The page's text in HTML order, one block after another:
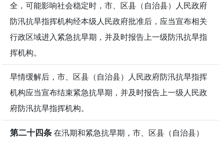
全，可能影响社会稳定时，市、区县（自治县）人民政府
防汛抗旱指挥机构经本级人民政府批准后，应当宣布相关
行政区域进入紧急抗旱期，并及时报告上一级防汛抗旱指
挥机构。
旱情缓解后，市、区县（自治县）人民政府防汛抗旱指挥
机构应当宣布结束紧急抗旱期，并及时报告上一级人民政
府防汛抗旱指挥机构。
第二十四条在汛期和紧急抗旱期，市、区县（自治县）